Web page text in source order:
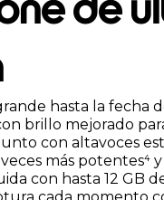
de
hasta la fecha
brillo mejorado
con altavoces
más potentes⁴
con hasta 12 GB